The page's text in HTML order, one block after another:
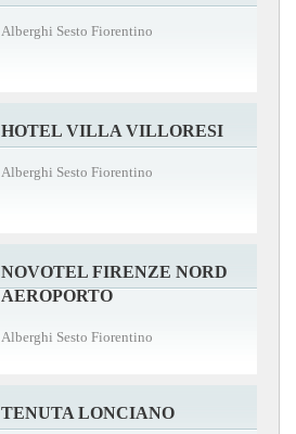
Alberghi Sesto Fiorentino
HOTEL VILLA VILLORESI
Alberghi Sesto Fiorentino
NOVOTEL FIRENZE NORD
AEROPORTO
Alberghi Sesto Fiorentino
TENUTA LONCIANO